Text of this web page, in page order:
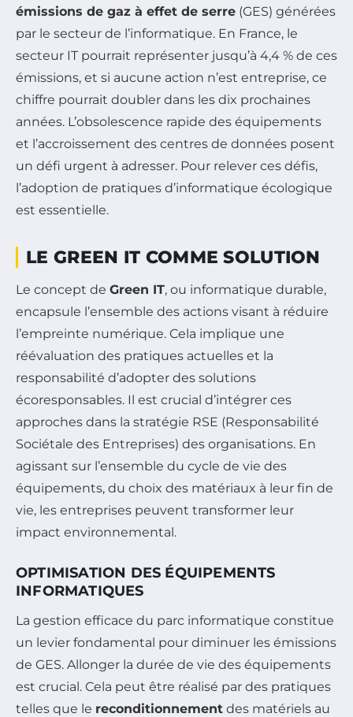
émissions de gaz à effet de serre (GES) générées
par le secteur de l’informatique. En France, le
secteur IT pourrait représenter jusqu’à 4,4 % de ces
émissions, et si aucune action n’est entreprise, ce
chiffre pourrait doubler dans les dix prochaines
années. L’obsolescence rapide des équipements
et l’accroissement des centres de données posent
un défi urgent à adresser. Pour relever ces défis,
l’adoption de pratiques d’informatique écologique
est essentielle.
LE GREEN IT COMME SOLUTION
Le concept de Green IT, ou informatique durable,
encapsule l’ensemble des actions visant à réduire
l’empreinte numérique. Cela implique une
réévaluation des pratiques actuelles et la
responsabilité d’adopter des solutions
écoresponsables. Il est crucial d’intégrer ces
approches dans la stratégie RSE (Responsabilité
Sociétale des Entreprises) des organisations. En
agissant sur l’ensemble du cycle de vie des
équipements, du choix des matériaux à leur fin de
vie, les entreprises peuvent transformer leur
impact environnemental.
OPTIMISATION DES ÉQUIPEMENTS
INFORMATIQUES
La gestion efficace du parc informatique constitue
un levier fondamental pour diminuer les émissions
de GES. Allonger la durée de vie des équipements
est crucial. Cela peut être réalisé par des pratiques
telles que le reconditionnement des matériels au